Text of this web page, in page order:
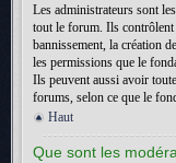
Les administrateurs sont
tout le forum. Ils contrôlent
bannissement, la création
les permissions que le
Ils peuvent aussi avoir
forums, selon ce que le
Haut
Que sont les